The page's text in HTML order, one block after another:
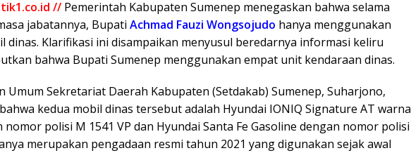
// Pemerintah Kabupaten Sumenep menegaskan bahwa selama
jabatannya, Bupati Achmad Fauzi Wongsojudo hanya menggunakan
dinas. Klarifikasi ini disampaikan menyusul beredarnya informasi keliru
bahwa Bupati Sumenep menggunakan empat unit kendaraan dinas.
Umum Sekretariat Daerah Kabupaten (Setdakab) Sumenep, Suharjono,
kedua mobil dinas tersebut adalah Hyundai IONIQ Signature AT warna
nomor polisi M 1541 VP dan Hyundai Santa Fe Gasoline dengan nomor polisi
merupakan pengadaan resmi tahun 2021 yang digunakan sejak awal